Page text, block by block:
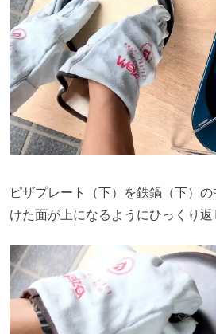
ピザプレート（下）を鉄鍋（下）
けた面が上になるようにひっくり返